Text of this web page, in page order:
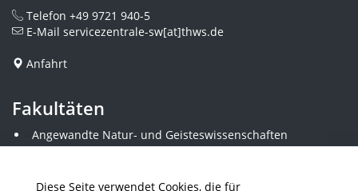
Diese Seite verwendet Cookies, die für
Telefon +49 9721 940-5
E-Mail servicezentrale-sw[at]thws.de
Anfahrt
Fakultäten
Angewandte Natur- und Geisteswissenschaften
Angewandte Sozialwissenschaften
Elektrotechnik